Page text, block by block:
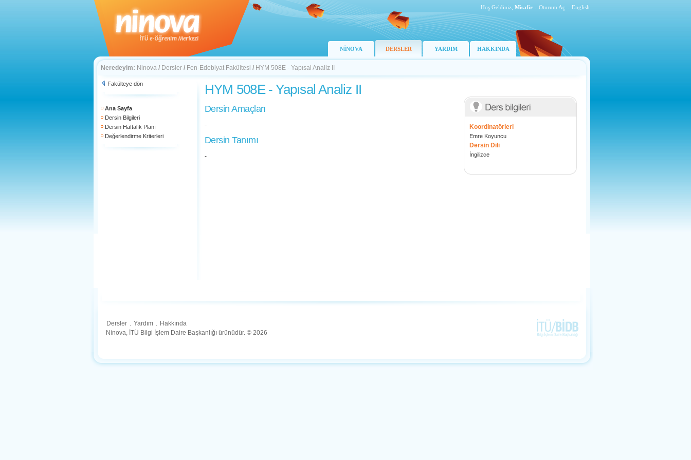
Hoş Geldiniz, Misafir Oturum Aç English
NİNOVA DERSLER YARDIM HAKKINDA
Neredeyim: Ninova / Dersler / Fen-Edebiyat Fakültesi / HYM 508E - Yapısal Analiz II
Fakülteye dön
Ana Sayfa
Dersin Bilgileri
Dersin Haftalık Planı
Değerlendirme Kriterleri
HYM 508E - Yapısal Analiz II
Dersin Amaçları
-
Dersin Tanımı
-
Koordinatörleri
Emre Koyuncu
Dersin Dili
İngilizce
Dersler . Yardım . Hakkında
Ninova, İTÜ Bilgi İşlem Daire Başkanlığı ürünüdür. © 2026